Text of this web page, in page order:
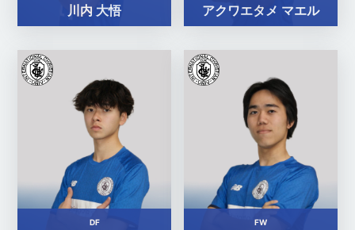
川内 大悟 アクワエタメ マエル
DF FW